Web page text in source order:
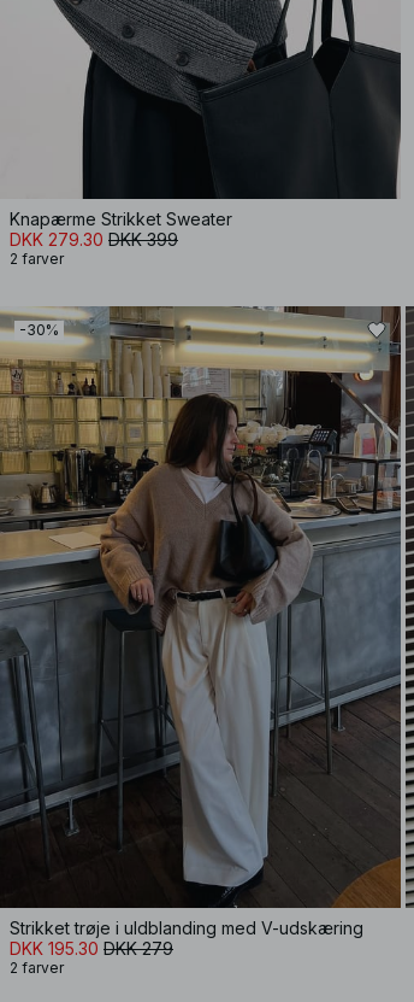
Knapærme Strikket Sweater
DKK 279.30 DKK 399
2 farver
-30%
Strikket trøje i uldblanding med V-udskæring
DKK 195.30 DKK 279
2 farver